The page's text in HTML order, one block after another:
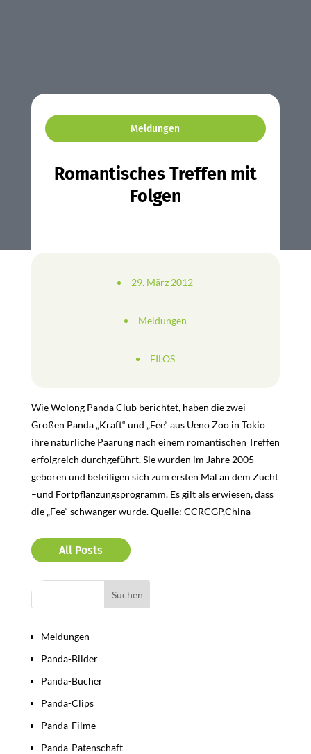
Meldungen
Romantisches Treffen mit
Folgen
29. März 2012
Meldungen
FILOS
Wie Wolong Panda Club berichtet, haben die zwei
Großen Panda „Kraft“ und „Fee“ aus Ueno Zoo in Tokio
ihre natürliche Paarung nach einem romantischen Treffen
erfolgreich durchgeführt. Sie wurden im Jahre 2005
geboren und beteiligen sich zum ersten Mal an dem Zucht
–und Fortpflanzungsprogramm. Es gilt als erwiesen, dass
die „Fee“ schwanger wurde. Quelle: CCRCGP,China
All Posts
Meldungen
Panda-Bilder
Panda-Bücher
Panda-Clips
Panda-Filme
Panda-Patenschaft